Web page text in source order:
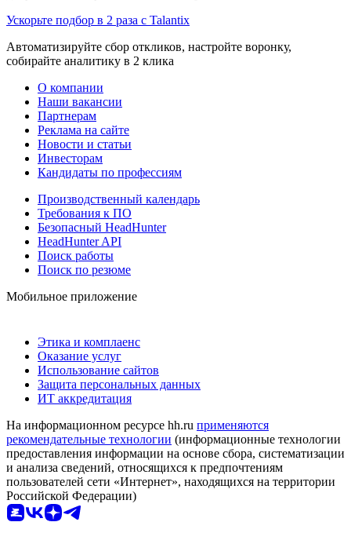
Ускорьте подбор в 2 раза с Talantix
Автоматизируйте сбор откликов, настройте воронку,
собирайте аналитику в 2 клика
О компании
Наши вакансии
Партнерам
Реклама на сайте
Новости и статьи
Инвесторам
Кандидаты по профессиям
Производственный календарь
Требования к ПО
Безопасный HeadHunter
HeadHunter API
Поиск работы
Поиск по резюме
Мобильное приложение
Этика и комплаенс
Оказание услуг
Использование сайтов
Защита персональных данных
ИТ аккредитация
На информационном ресурсе hh.ru применяются
рекомендательные технологии (информационные технологии
предоставления информации на основе сбора, систематизации
и анализа сведений, относящихся к предпочтениям
пользователей сети «Интернет», находящихся на территории
Российской Федерации)